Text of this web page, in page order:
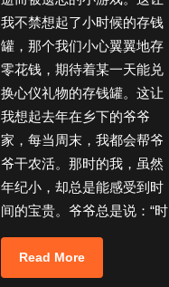
签
到
领
币
_
抖
音
我不禁想起了小时候的存钱
罐，那个我们小心翼翼地存
零花钱，期待着某一天能兑
换心仪礼物的存钱罐。这让
我想起去年在乡下的爷爷
家，每当周末，我都会帮爷
爷干农活。那时的我，虽然
年纪小，却总是能感受到时
间的宝贵。爷爷总是说：“时
Read MoreRead
More